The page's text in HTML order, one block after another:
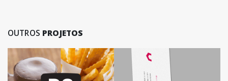
OUTROS PROJETOS